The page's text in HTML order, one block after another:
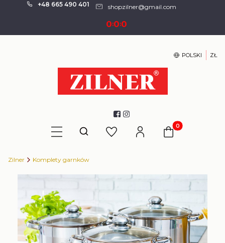
+48 665 490 401 shopzilner@gmail.com
0:0:0
POLSKI ZŁ
Otwórz wyszukiwarkę Produkty w
Zilner Komplety garnków